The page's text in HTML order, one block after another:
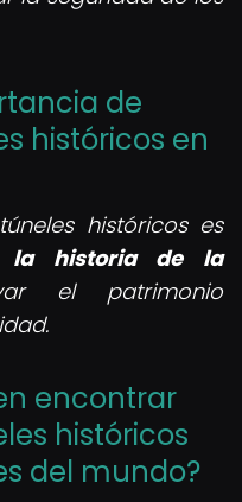
de
históricos en
históricos es
la historia de la
el patrimonio
encontrar
históricos
del mundo?